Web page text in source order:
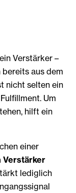
Verstärker –
aus dem
nicht selten ein
Um
hilft ein
einer
Verstärker
lediglich